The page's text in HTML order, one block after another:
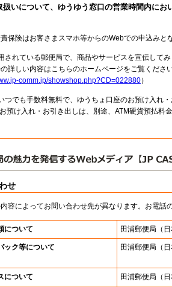
いについて、ゆうゆう窓口の営業時間内に
保険はお客さまスマホ等からのWebでの申込みと
されている郵便局で、商品やサービスを宣伝して
詳しい内容はこちらのホームページをご覧くださ
comm.jp/showshop.php?CD=022880）
つでも手数料無料で、ゆうちょ口座のお預け入れ
預け入れ・お引き出しは、別途、ATM硬貨預払料
せ
容によってお問い合わせ先が異なります。お電話
について 田浦郵便局 （
ック等について 田浦郵便局 （
について 田浦郵便局 （